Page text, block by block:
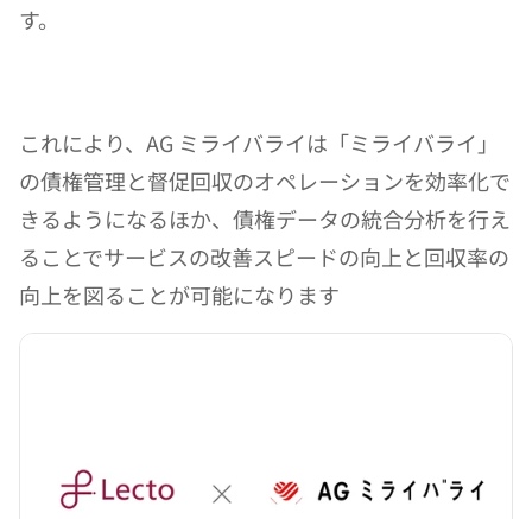
す。
これにより、AG ミライバライは「ミライバライ」
の債権管理と督促回収のオペレーションを効率化で
きるようになるほか、債権データの統合分析を行え
ることでサービスの改善スピードの向上と回収率の
向上を図ることが可能になります